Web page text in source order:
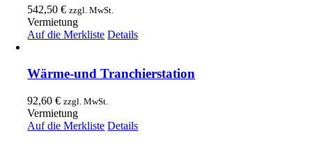
542,50€ zzgl. MwSt.
Vermietung
Auf die Merkliste Details
Wärme-und Tranchierstation
92,60€ zzgl. MwSt.
Vermietung
Auf die Merkliste Details